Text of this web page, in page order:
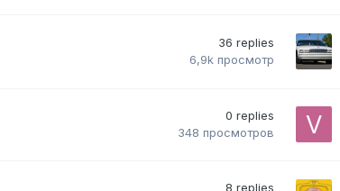
36 replies
6,9k просмотр
0 replies
348 просмотров
8 replies